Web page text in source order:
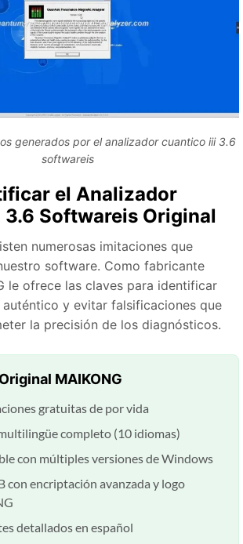
generados por el analizador cuantico iii 3.6
softwareis
el Analizador
3.6 Softwareis Original
numerosas imitaciones que
software. Como fabricante
le ofrece las claves para identificar
y evitar falsificaciones que
la precisión de los diagnósticos.
MAIKONG
gratuitas de por vida
completo (10 idiomas)
con múltiples versiones de Windows
con encriptación avanzada y logo
detallados en español